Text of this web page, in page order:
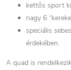
kettős sport
nagy 6
speciális
érdekében.
A quad is